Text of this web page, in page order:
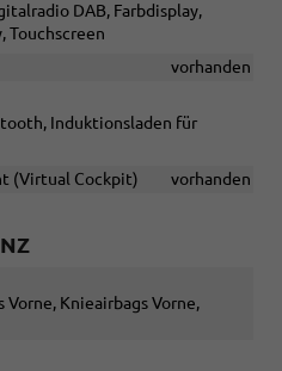
DAB, Farbdisplay,
Touchscreen
vorhanden
Induktionsladen für
(Virtual Cockpit)
vorhanden
Knieairbags Vorne,